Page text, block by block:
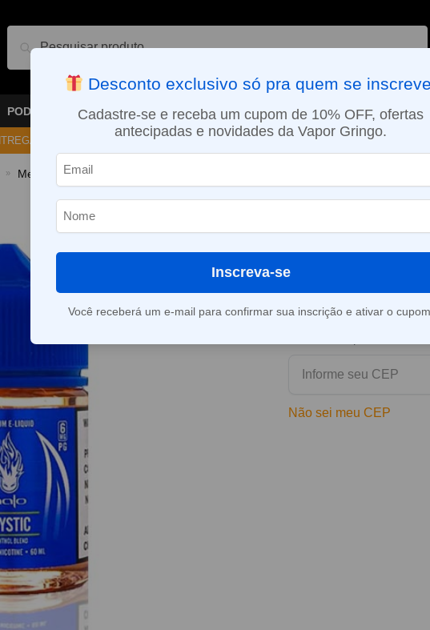
Pesquisar
PODS VAPORIZADOR DE ERVAS E-LIQUÍDOS NICOTINA ORAL
NO MESMO DIA EM SÃO PAULO (SEG A SEX): PEDIDOS APROVADOS ATÉ
» Mentolados »
Líquido Halo
(Menthol
Este produto está fora
Não sei meu CEP
Desconto exclusivo só pra quem se
Cadastre-se e receba um cupom de 10% OFF, ofertas
antecipadas e novidades da Vapor Gringo.
Inscreva-se
Você receberá um e-mail para confirmar sua inscrição e ativar o